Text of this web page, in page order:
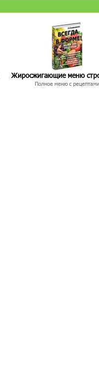
Жиросжигающие меню
Полное меню с рецептами